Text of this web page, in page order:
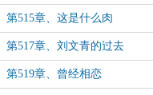
第515章、这是什么肉
第517章、刘文青的过去
第519章、曾经相恋